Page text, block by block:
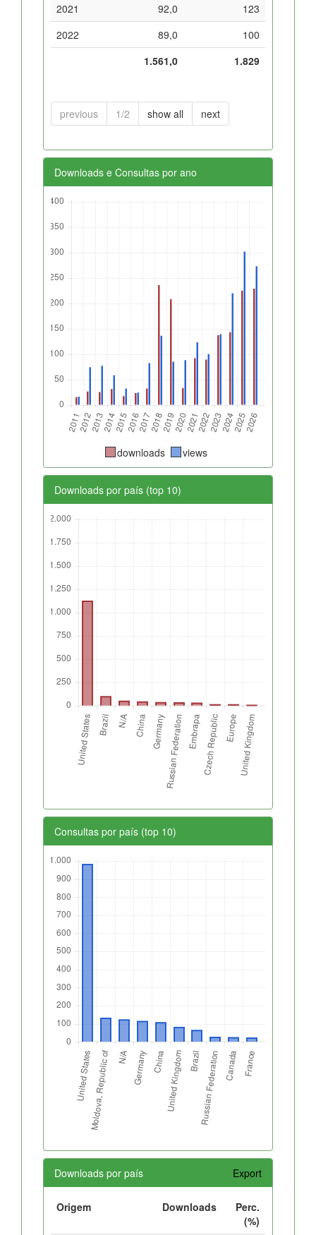
2021
92,0
123
2022
89,0
100
1.561,0
1.829
previous 1/2 show all next
Downloads e Consultas por ano
downloads views
Downloads por país (top 10)
Consultas por país (top 10)
Downloads por país Export
Origem Downloads
Perc.
(%)